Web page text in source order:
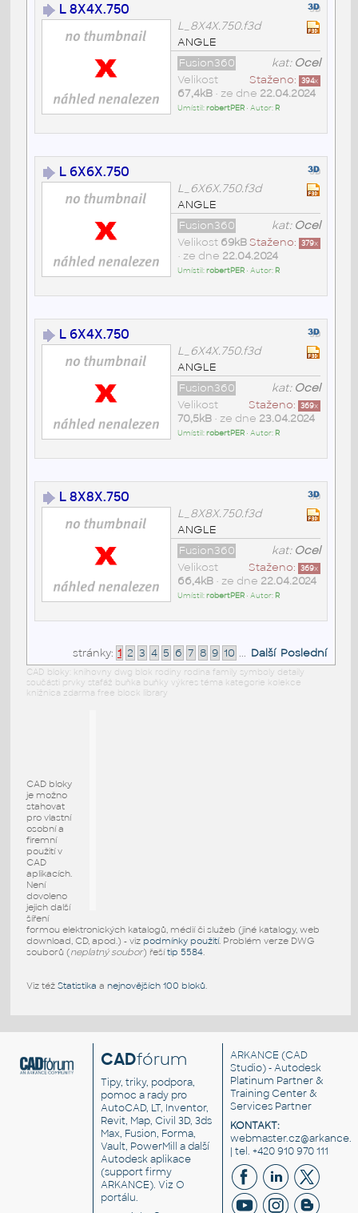
L 8X4X.750
L_8X4X.750.f3d
ANGLE
kat: Ocel
Fusion360
Staženo: 394x
Velikost
67,4kB• ze dne 22.04.2024
Umístil:robertPER• Autor: R
L 6X6X.750
L_6X6X.750.f3d
ANGLE
kat: Ocel
Fusion360
Staženo: 379x
Velikost 69kB
• ze dne 22.04.2024
Umístil:robertPER• Autor: R
L 6X4X.750
L_6X4X.750.f3d
ANGLE
kat: Ocel
Fusion360
Staženo: 369x
Velikost
70,5kB• ze dne 23.04.2024
Umístil:robertPER• Autor: R
L 8X8X.750
L_8X8X.750.f3d
ANGLE
kat: Ocel
Fusion360
Staženo: 369x
Velikost
66,4kB• ze dne 22.04.2024
Umístil:robertPER• Autor: R
stránky: 1 2 3 4 5 6 7 8 9 10 ... Další Poslední
CAD bloky: knihovny dwg blok rodiny rodina family symboly detaily
součásti prvky stafáž buňka buňky výkres téma kategorie kolekce
knižnica zdarma free block library
CAD bloky
je možno
stahovat
pro vlastní
osobní a
firemní
použití v
CAD
aplikacích.
Není
dovoleno
jejich další
šíření
formou elektronických katalogů, médií či služeb (jiné katalogy, web
download, CD, apod.) - viz podmínky použití. Problém verze DWG
souborů (neplatný soubor) řešítip 5584.
Viz též Statistika a nejnovějších 100 bloků.
CADfórum
Tipy, triky, podpora,
pomoc a rady pro
AutoCAD, LT, Inventor,
Revit, Map, Civil 3D, 3ds
Max, Fusion, Forma,
Vault, PowerMill a další
Autodesk aplikace
(support firmy
ARKANCE). VizO
portálu.
ARKANCE (CAD
Studio) - Autodesk
Platinum Partner &
Training Center &
Services Partner
KONTAKT:
| tel. +420 910 970 111